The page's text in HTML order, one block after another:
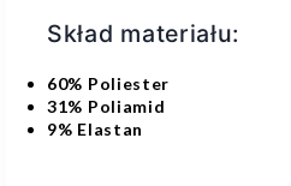
Skład materiału:
60% Poliester
31% Poliamid
9% Elastan